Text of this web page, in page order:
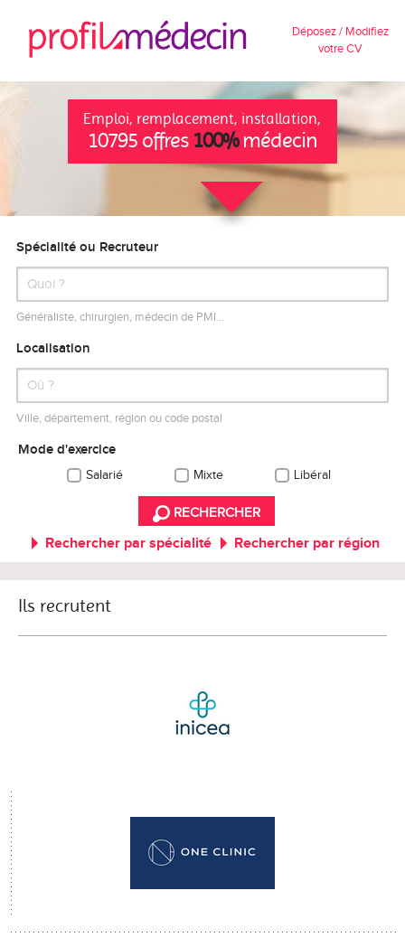
Déposez / Modifiez
votre CV
Emploi, remplacement, installation,
10795 offres 100%médecin
Spécialité ou Recruteur
Généraliste, chirurgien, médecin de PMI…
Localisation
Ville, département, région ou code postal
Mode d'exercice
Salarié Mixte Libéral
RECHERCHER
Rechercher par spécialité Rechercher par région
Ils recrutent